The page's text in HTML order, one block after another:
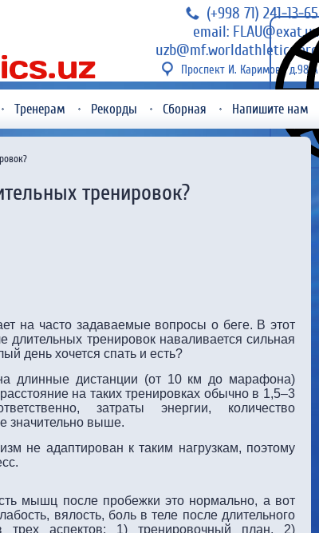
(+998 71) 241-13-65
email: FLAU@exat.uz
uzb@mf.worldathletics.org
Проспект И. Каримова д.98 А
Тренерам Рекорды Сборная Напишите нам
тренировок?
на часто задаваемые вопросы о беге. В этот
длительных тренировок наваливается сильная
день хочется спать и есть?
длинные дистанции (от 10 км до марафона)
на таких тренировках обычно в 1,5–3
затраты энергии, количество
значительно выше.
не адаптирован к таким нагрузкам, поэтому
мышц после пробежки это нормально, а вот
вялость, боль в теле после длительного
аспектов: 1) тренировочный план, 2)